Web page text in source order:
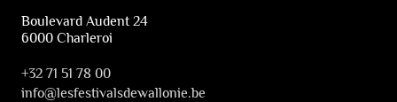
Boulevard Audent 24
6000 Charleroi
+32 71 51 78 00
info@lesfestivalsdewallonie.be